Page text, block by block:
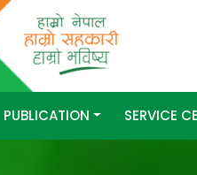
PUBLICATION SERVICE